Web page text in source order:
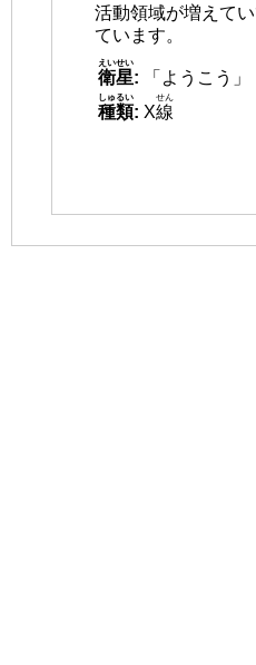
活動領域が増えて
ています。
衛星
えいせい
:
「ようこう」
種類
しゅるい
: X線
せん